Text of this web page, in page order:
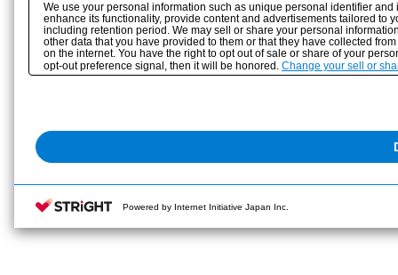
We use your personal information such as unique personal identifier
enhance its functionality, provide content and advertisements tailored
including retention period. We may sell or share your personal
other data that you have provided to them or that they have collected
on the internet. You have the right to opt out of sale or share of your
opt-out preference signal, then it will be honored. Change your sell or
Powered by Internet Initiative Japan Inc.